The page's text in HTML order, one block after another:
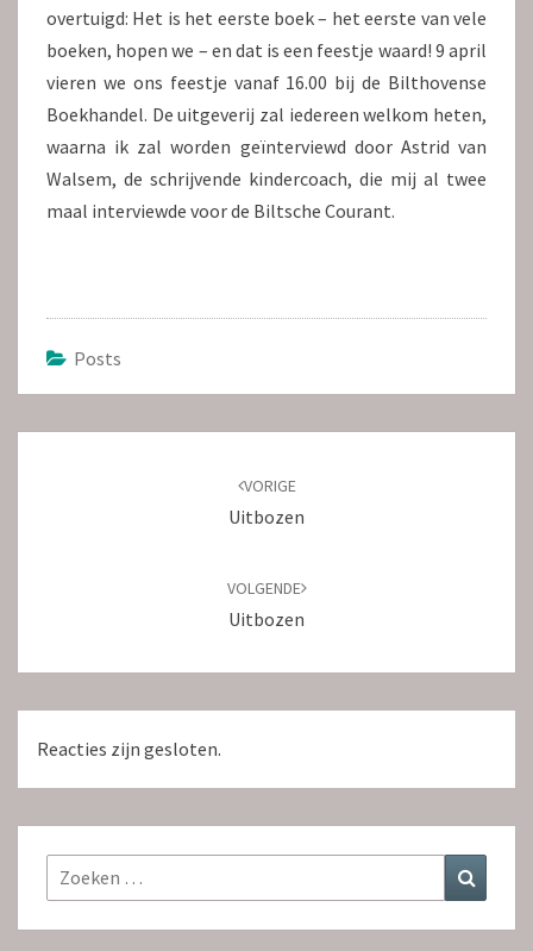
overtuigd: Het is het eerste boek – het eerste van vele
boeken, hopen we – en dat is een feestje waard! 9 april
vieren we ons feestje vanaf 16.00 bij de Bilthovense
Boekhandel. De uitgeverij zal iedereen welkom heten,
waarna ik zal worden geïnterviewd door Astrid van
Walsem, de schrijvende kindercoach, die mij al twee
maal interviewde voor de Biltsche Courant.
Posts
VORIGE
Uitbozen
VOLGENDE
Uitbozen
Reacties zijn gesloten.
Zoeken
naar: